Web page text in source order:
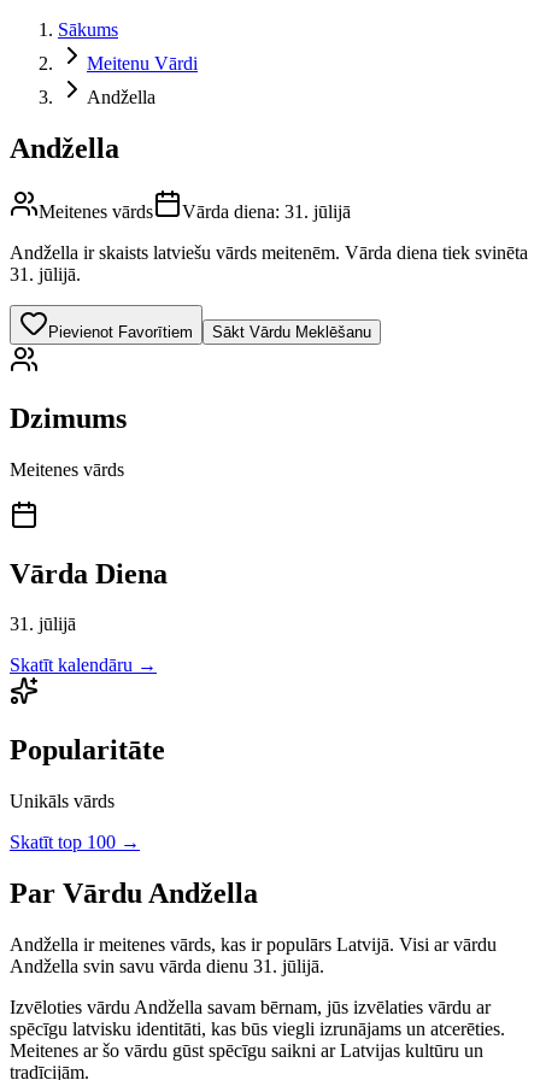
Sākums
Meitenu Vārdi
Andžella
Andžella
Meitenes vārds Vārda diena: 31. jūlijā
Andžella ir skaists latviešu vārds meitenēm. Vārda diena tiek svinēta
31. jūlijā.
Pievienot Favorītiem Sākt Vārdu Meklēšanu
Dzimums
Meitenes vārds
Vārda Diena
31. jūlijā
Skatīt kalendāru →
Popularitāte
Unikāls vārds
Skatīt top 100 →
Par Vārdu Andžella
Andžella irmeitenes vārds, kas ir populārs Latvijā. Visi ar vārdu
Andžella svin savu vārda dienu 31. jūlijā.
Izvēloties vārdu Andžella savam bērnam, jūs izvēlaties vārdu ar
spēcīgu latvisku identitāti, kas būs viegli izrunājams un atcerēties.
Meitenes ar šo vārdu gūst spēcīgu saikni ar Latvijas kultūru un
tradīcijām.